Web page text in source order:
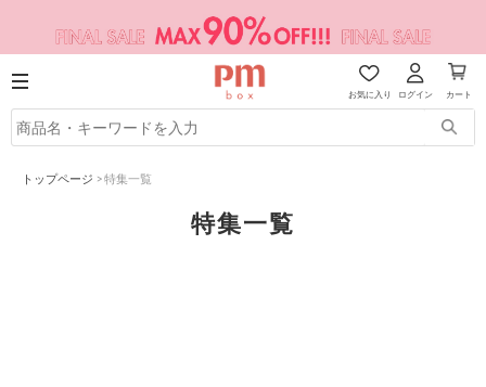
お気に入り ログイン カート
トップページ >特集一覧
特集一覧